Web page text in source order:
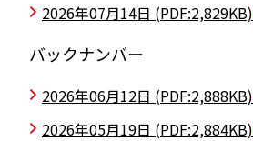
2026年07月14日 (PDF:2,829KB)
バックナンバー
2026年06月12日 (PDF:2,888KB)
2026年05月19日 (PDF:2,884KB)